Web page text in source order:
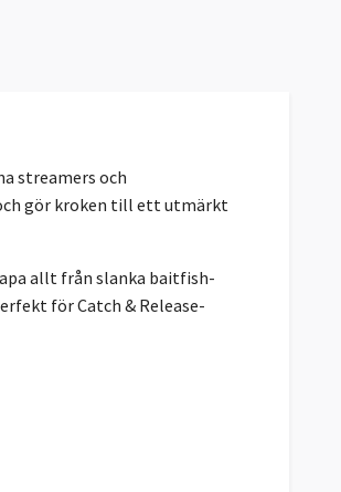
streamers och
gör kroken till ett utmärkt
allt från slanka baitfish-
för Catch & Release-